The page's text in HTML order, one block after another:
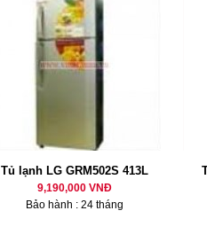
Tủ lạnh LG GRM502S 413L
9,190,000 VNĐ
Bảo hành : 24 tháng